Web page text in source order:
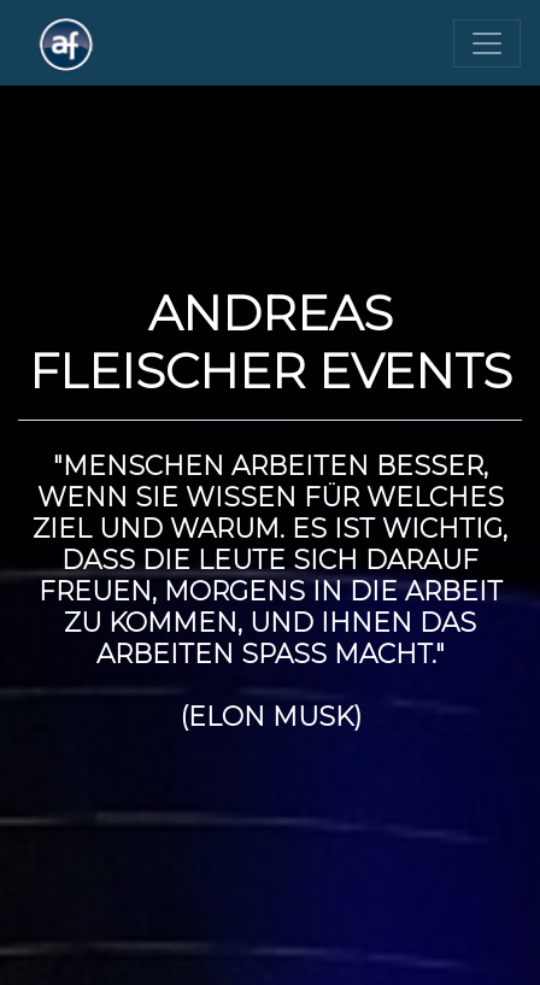
ANDREAS
FLEISCHER EVENTS
"MENSCHEN ARBEITEN BESSER,
WENN SIE WISSEN FÜR WELCHES
ZIEL UND WARUM. ES IST WICHTIG,
DASS DIE LEUTE SICH DARAUF
FREUEN, MORGENS IN DIE ARBEIT
ZU KOMMEN, UND IHNEN DAS
ARBEITEN SPASS MACHT."
(ELON MUSK)